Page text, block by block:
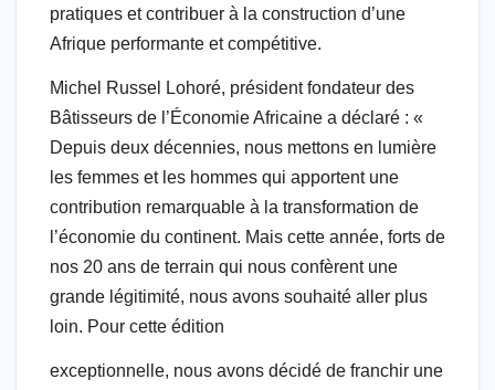
pratiques et contribuer à la construction d’une
Afrique performante et compétitive.
Michel Russel Lohoré, président fondateur des
Bâtisseurs de l’Économie Africaine a déclaré : «
Depuis deux décennies, nous mettons en lumière
les femmes et les hommes qui apportent une
contribution remarquable à la transformation de
l’économie du continent. Mais cette année, forts de
nos 20 ans de terrain qui nous confèrent une
grande légitimité, nous avons souhaité aller plus
loin. Pour cette édition
exceptionnelle, nous avons décidé de franchir une